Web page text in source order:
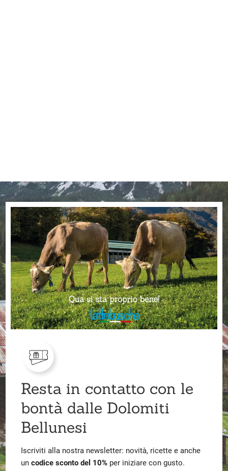
Resta in contatto con le
bontà dalle Dolomiti
Bellunesi
Iscriviti alla nostra newsletter: novità, ricette e anche
uncodice sconto del 10% per iniziare con gusto.